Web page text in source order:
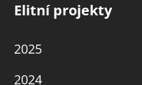
Elitní projekty
2025
2024